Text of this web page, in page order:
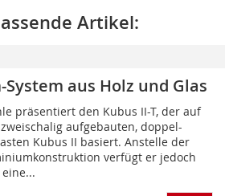
Artikel:
System aus Holz und Glas
präsentiert den Kubus II-T, der auf
aufgebauten, doppel-
Kubus II basiert. Anstelle der
verfügt er jedoch